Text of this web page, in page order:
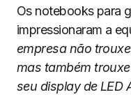
Os notebooks para
impressionaram a
empresa não
mas também
seu display de LED